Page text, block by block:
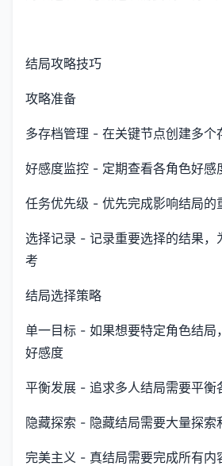
结局攻略技巧
攻略准备
多存档管理 - 在关键节点创建多个
好感度监控 - 定期查看各角色好感
任务优先级 - 优先完成影响结局的
选择记录 - 记录重要选择的结果，
考
结局选择策略
单一目标 - 如果想要特定角色结局
好感度
平衡发展 - 追求多人结局需要平衡
隐藏探索 - 隐藏结局需要大量探索
完美主义 - 真结局需要完成所有内